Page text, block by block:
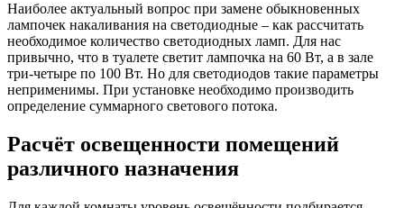
Наиболее актуальный вопрос при замене обыкновенных
лампочек накаливания на светодиодные – как рассчитать
необходимое количество светодиодных ламп. Для нас
привычно, что в туалете светит лампочка на 60 Вт, а в зале
три-четыре по 100 Вт. Но для светодиодов такие параметры
неприменимы. При установке необходимо производить
определение суммарного светового потока.
Расчёт освещенности помещений
различного назначения